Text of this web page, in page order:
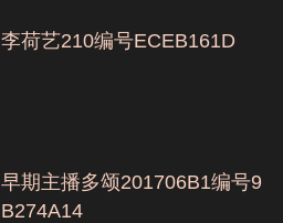
李荷艺210编号ECEB161D
早期主播多颂201706B1编号9
B274A14